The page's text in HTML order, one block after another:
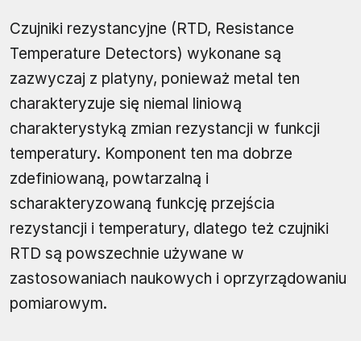
Czujniki rezystancyjne (RTD, Resistance
Temperature Detectors) wykonane są
zazwyczaj z platyny, ponieważ metal ten
charakteryzuje się niemal liniową
charakterystyką zmian rezystancji w funkcji
temperatury. Komponent ten ma dobrze
zdefiniowaną, powtarzalną i
scharakteryzowaną funkcję przejścia
rezystancji i temperatury, dlatego też czujniki
RTD są powszechnie używane w
zastosowaniach naukowych i oprzyrządowaniu
pomiarowym.